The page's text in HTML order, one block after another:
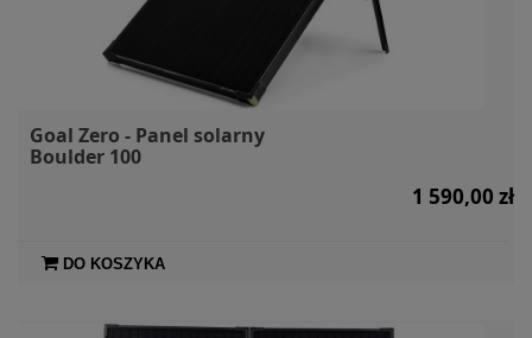
Goal Zero - Panel solarny
Boulder 100
1 590,00 zł
DO KOSZYKA